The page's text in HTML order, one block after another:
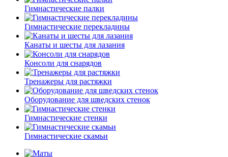
Гимнастические палки
Гимнастические перекладины
Канаты и шесты для лазания
Консоли для снарядов
Тренажеры для растяжки
Оборудование для шведских стенок
Гимнастические стенки
Гимнастические скамьи